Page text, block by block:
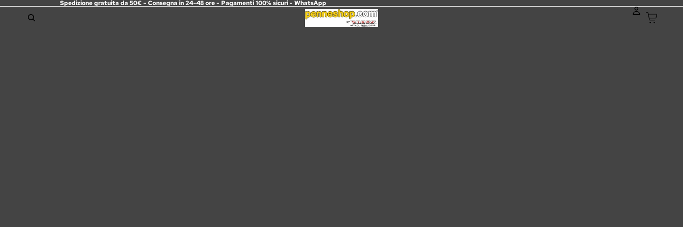
Spedizione gratuita da 50€ - Consegna in 24-48 ore - Pagamenti 100% sicuri - WhatsApp